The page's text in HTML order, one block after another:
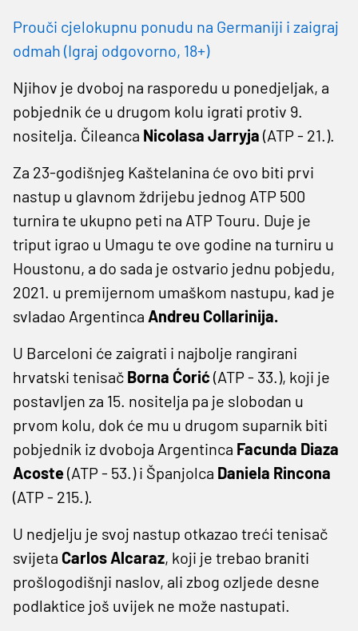
Prouči cjelokupnu ponudu na Germaniji i zaigraj
odmah (Igraj odgovorno, 18+)
Njihov je dvoboj na rasporedu u ponedjeljak, a
pobjednik će u drugom kolu igrati protiv 9.
nositelja. Čileanca Nicolasa Jarryja (ATP - 21.).
Za 23-godišnjeg Kaštelanina će ovo biti prvi
nastup u glavnom ždrijebu jednog ATP 500
turnira te ukupno peti na ATP Touru. Duje je
triput igrao u Umagu te ove godine na turniru u
Houstonu, a do sada je ostvario jednu pobjedu,
2021. u premijernom umaškom nastupu, kad je
svladao Argentinca Andreu Collarinija.
U Barceloni će zaigrati i najbolje rangirani
hrvatski tenisač Borna Ćorić (ATP - 33.), koji je
postavljen za 15. nositelja pa je slobodan u
prvom kolu, dok će mu u drugom suparnik biti
pobjednik iz dvoboja Argentinca Facunda Diaza
Acoste(ATP - 53.) i Španjolca Daniela Rincona
(ATP - 215.).
U nedjelju je svoj nastup otkazao treći tenisač
svijeta Carlos Alcaraz, koji je trebao braniti
prošlogodišnji naslov, ali zbog ozljede desne
podlaktice još uvijek ne može nastupati.